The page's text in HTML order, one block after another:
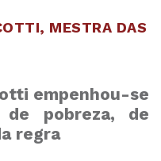
MESTRA DAS
empenhou-se
pobreza, de
regra